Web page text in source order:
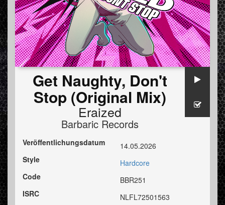
Get Naughty, Don't
Stop (Original Mix)
Eraized
Barbaric Records
Veröffentlichungsdatum
14.05.2026
Style
Hardcore
Code
BBR251
ISRC
NLFL72501563